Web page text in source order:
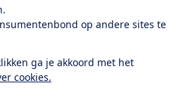
op andere sites te
ga je akkoord met het
cookies.